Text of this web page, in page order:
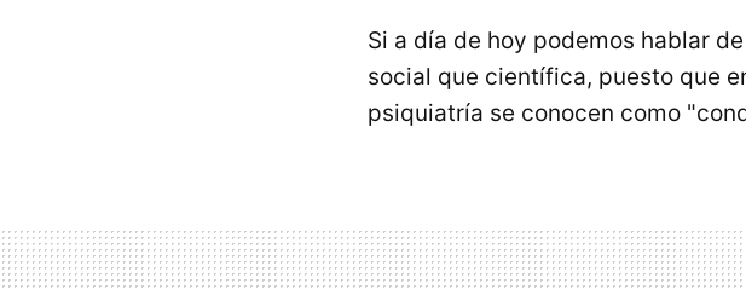
Si a día de hoy podemos hablar
social que científica, puesto que
psiquiatría se conocen como